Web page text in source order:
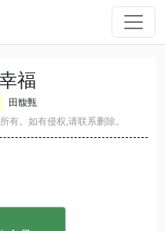
福
田馥甄
有。如有侵权,请联系删除。